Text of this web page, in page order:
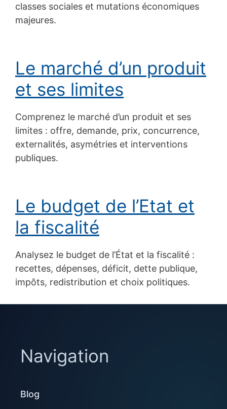
classes sociales et mutations économiques
majeures.
Le marché d’un produit
et ses limites
Comprenez le marché d’un produit et ses
limites : offre, demande, prix, concurrence,
externalités, asymétries et interventions
publiques.
Le budget de l’Etat et
la fiscalité
Analysez le budget de l’État et la fiscalité :
recettes, dépenses, déficit, dette publique,
impôts, redistribution et choix politiques.
Navigation
Blog